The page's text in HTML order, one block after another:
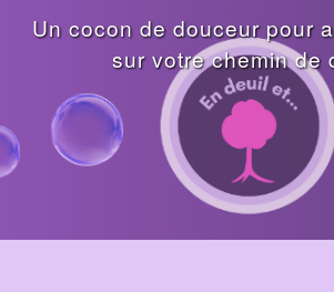
Un cocon de douceur pour
sur votre chemin de